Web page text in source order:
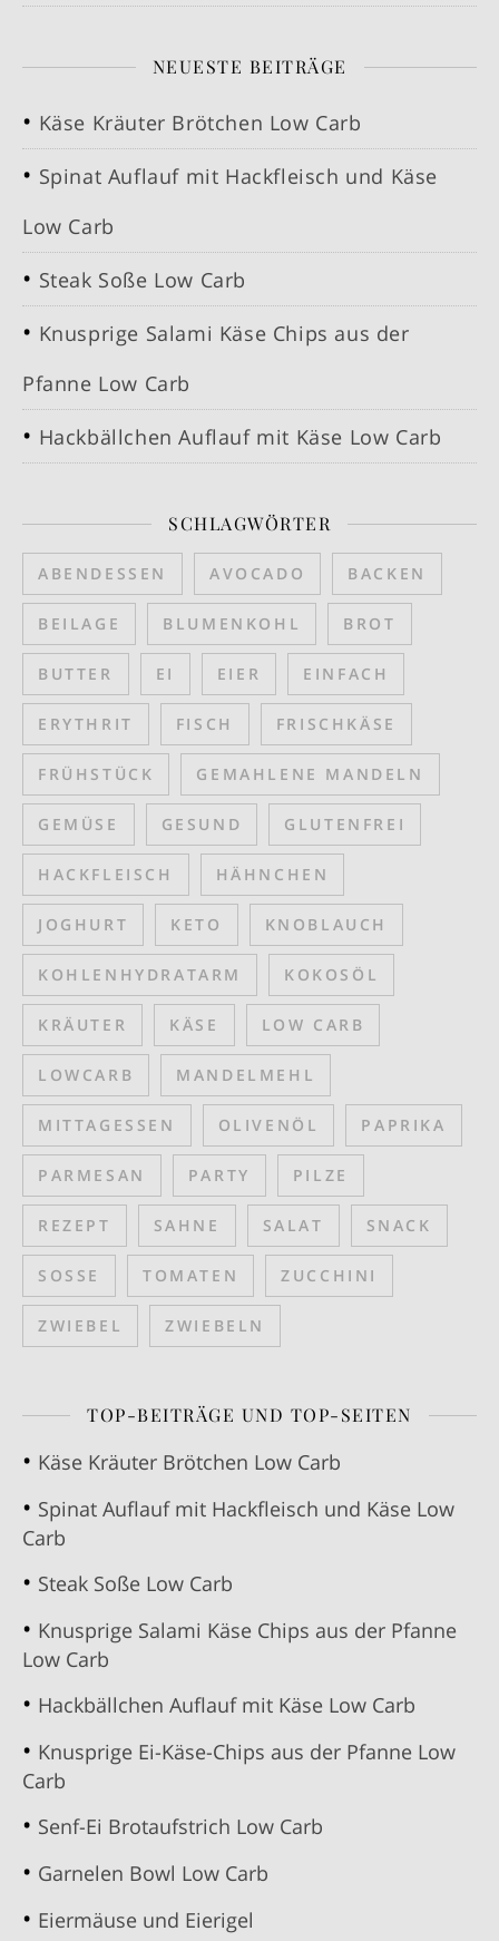
NEUESTE BEITRÄGE
Käse Kräuter Brötchen Low Carb
Spinat Auflauf mit Hackfleisch und Käse
Low Carb
Steak Soße Low Carb
Knusprige Salami Käse Chips aus der
Pfanne Low Carb
Hackbällchen Auflauf mit Käse Low Carb
SCHLAGWÖRTER
ABENDESSEN AVOCADO BACKEN
BEILAGE BLUMENKOHL BROT
BUTTER EI EIER EINFACH
ERYTHRIT FISCH FRISCHKÄSE
FRÜHSTÜCK GEMAHLENE MANDELN
GEMÜSE GESUND GLUTENFREI
HACKFLEISCH HÄHNCHEN
JOGHURT KETO KNOBLAUCH
KOHLENHYDRATARM KOKOSÖL
KRÄUTER KÄSE LOW CARB
LOWCARB MANDELMEHL
MITTAGESSEN OLIVENÖL PAPRIKA
PARMESAN PARTY PILZE
REZEPT SAHNE SALAT SNACK
SOSSE TOMATEN ZUCCHINI
ZWIEBEL ZWIEBELN
TOP-BEITRÄGE UND TOP-SEITEN
Käse Kräuter Brötchen Low Carb
Spinat Auflauf mit Hackfleisch und Käse Low
Carb
Steak Soße Low Carb
Knusprige Salami Käse Chips aus der Pfanne
Low Carb
Hackbällchen Auflauf mit Käse Low Carb
Knusprige Ei-Käse-Chips aus der Pfanne Low
Carb
Senf-Ei Brotaufstrich Low Carb
Garnelen Bowl Low Carb
Eiermäuse und Eierigel